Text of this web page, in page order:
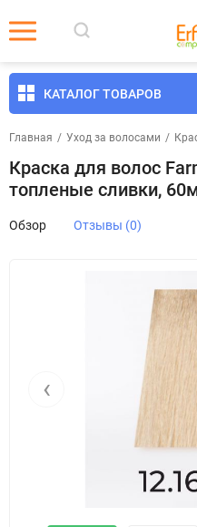
КАТАЛОГ ТОВАРОВ
Главная / Уход за волосами /
Краска для волос
топленые сливки,
Обзор Отзывы (0)
‹